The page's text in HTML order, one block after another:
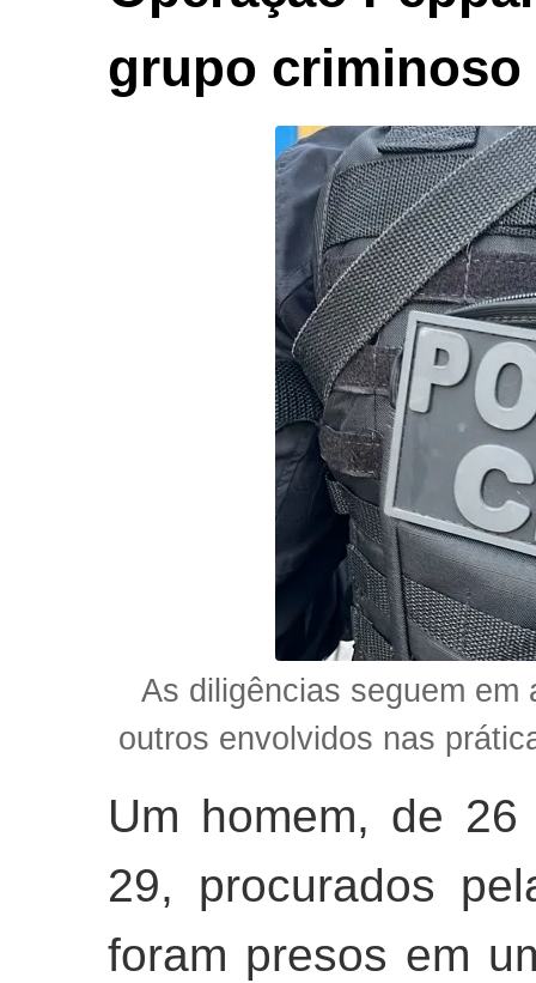
grupo criminoso
As diligências seguem em
outros envolvidos nas
Um homem, de
29, procurados
foram presos em